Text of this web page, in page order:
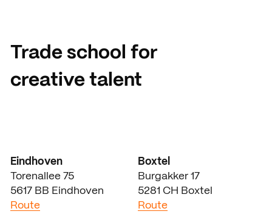
Trade school for
creative talent
Eindhoven
Torenallee 75
5617 BB Eindhoven
Route
Boxtel
Burgakker 17
5281 CH Boxtel
Route